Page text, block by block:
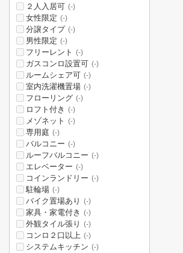
２人入居可 (-)
女性限定 (-)
分譲タイプ (-)
男性限定 (-)
フリーレント (-)
ガスコンロ設置可 (-)
ルームシェア可 (-)
室内洗濯機置場 (-)
フローリング (-)
ロフト付き (-)
メゾネット (-)
専用庭 (-)
バルコニー (-)
ルーフバルコニー (-)
エレベーター (-)
コインランドリー (-)
駐輪場 (-)
バイク置場あり (-)
家具・家電付き (-)
外観タイル張り (-)
コンロ２口以上 (-)
システムキッチン (-)